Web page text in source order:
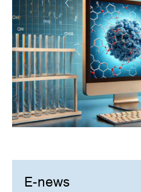
E-news